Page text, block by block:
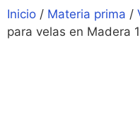
Inicio / Materia prima /
para velas en Madera